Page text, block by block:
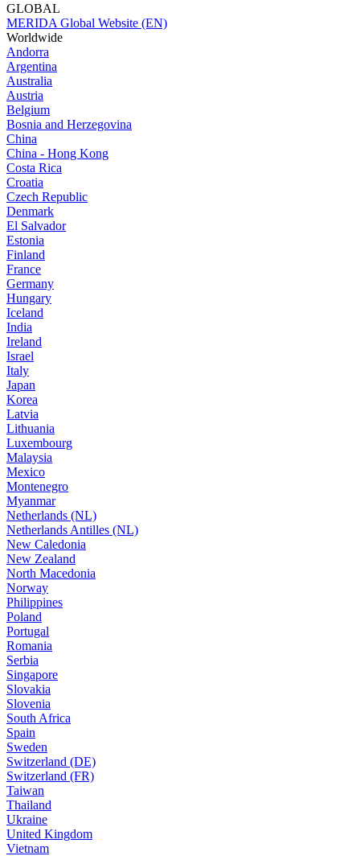
GLOBAL
MERIDA Global Website (EN)
Worldwide
Andorra
Argentina
Australia
Austria
Belgium
Bosnia and Herzegovina
China
China - Hong Kong
Costa Rica
Croatia
Czech Republic
Denmark
El Salvador
Estonia
Finland
France
Germany
Hungary
Iceland
India
Ireland
Israel
Italy
Japan
Korea
Latvia
Lithuania
Luxembourg
Malaysia
Mexico
Montenegro
Myanmar
Netherlands (NL)
Netherlands Antilles (NL)
New Caledonia
New Zealand
North Macedonia
Norway
Philippines
Poland
Portugal
Romania
Serbia
Singapore
Slovakia
Slovenia
South Africa
Spain
Sweden
Switzerland (DE)
Switzerland (FR)
Taiwan
Thailand
Ukraine
United Kingdom
Vietnam